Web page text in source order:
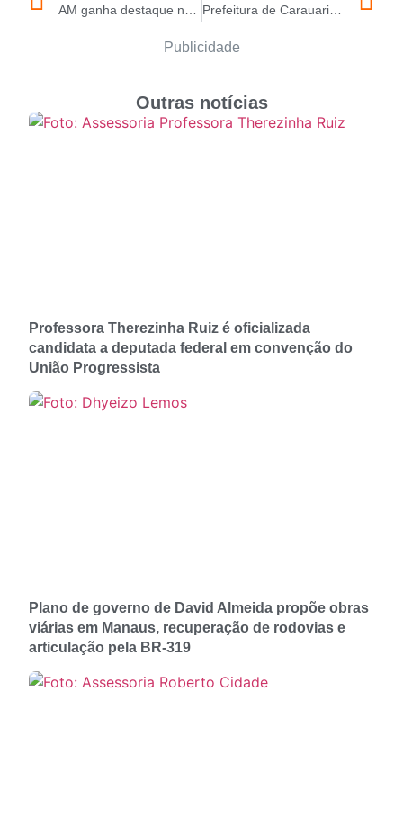
Prefeitura de Carauari anuncia regularização do fornecimento de energia no Loteamento do Josué
Publicidade
Outras notícias
Professora Therezinha Ruiz é oficializada
candidata a deputada federal em convenção do
União Progressista
Plano de governo de David Almeida propõe obras
viárias em Manaus, recuperação de rodovias e
articulação pela BR-319